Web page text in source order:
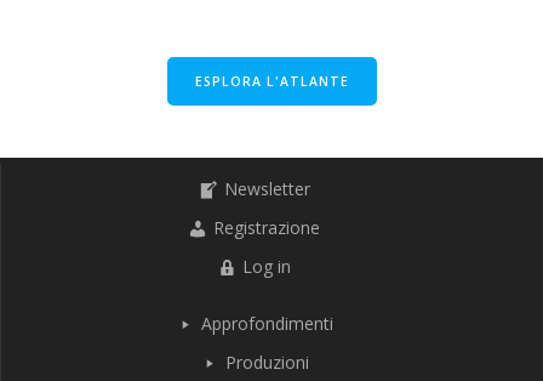
ESPLORA L'ATLANTE
Newsletter
Registrazione
Log in
Approfondimenti
Produzioni